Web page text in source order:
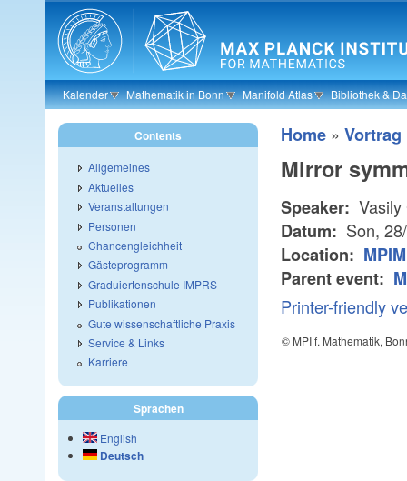
Skip to main content
Kalender Mathematik in Bonn Manifold Atlas Bibliothek &
Home » Vortrag
Mirror
Speaker:
Datum: Son,
Location:
Parent event:
Printer-friendly
© MPI f. Mathematik,
Contents
Allgemeines
Aktuelles
Veranstaltungen
Personen
Chancengleichheit
Gästeprogramm
Graduiertenschule IMPRS
Publikationen
Gute wissenschaftliche Praxis
Service & Links
Karriere
Sprachen
English
Deutsch